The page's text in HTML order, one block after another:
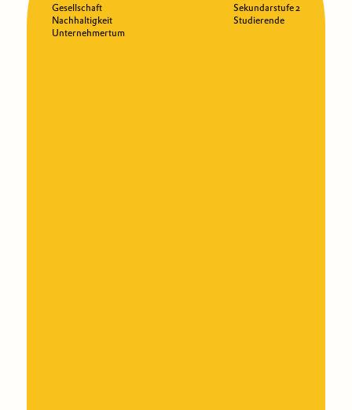
Gesellschaft
Nachhaltigkeit
Unternehmertum
Sekundarstufe 2
Studierende